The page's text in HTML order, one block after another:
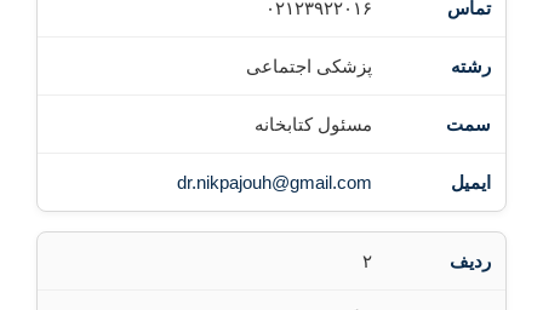
۰۲۱۲۳۹۲۲۰۱۶
پزشکی اجتماعی
مسئول کتابخانه
dr.nikpajouh@gmail.com
۲